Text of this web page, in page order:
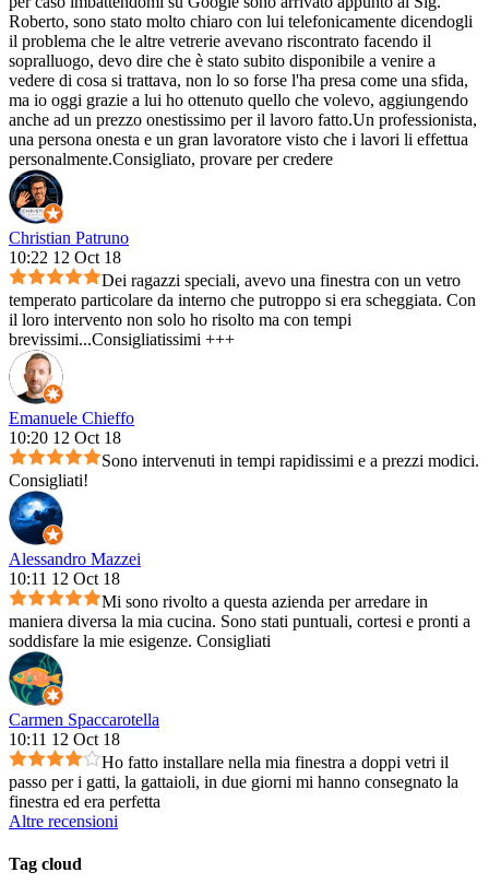
Roberto, sono stato molto chiaro con lui telefonicamente dicendogli
il problema che le altre vetrerie avevano riscontrato facendo il
sopralluogo, devo dire che è stato subito disponibile a venire a
vedere di cosa si trattava, non lo so forse l'ha presa come una sfida,
ma io oggi grazie a lui ho ottenuto quello che volevo, aggiungendo
anche ad un prezzo onestissimo per il lavoro fatto.Un professionista,
una persona onesta e un gran lavoratore visto che i lavori li effettua
personalmente.Consigliato, provare per credere
Christian Patruno
10:22 12 Oct 18
Dei ragazzi speciali, avevo una finestra con un vetro
temperato particolare da interno che putroppo si era scheggiata. Con
il loro intervento non solo ho risolto ma con tempi
brevissimi...Consigliatissimi +++
Emanuele Chieffo
10:20 12 Oct 18
Sono intervenuti in tempi rapidissimi e a prezzi modici.
Consigliati!
Alessandro Mazzei
10:11 12 Oct 18
Mi sono rivolto a questa azienda per arredare in
maniera diversa la mia cucina. Sono stati puntuali, cortesi e pronti a
soddisfare la mie esigenze. Consigliati
Carmen Spaccarotella
10:11 12 Oct 18
Ho fatto installare nella mia finestra a doppi vetri il
passo per i gatti, la gattaioli, in due giorni mi hanno consegnato la
finestra ed era perfetta
Altre recensioni
Tag cloud